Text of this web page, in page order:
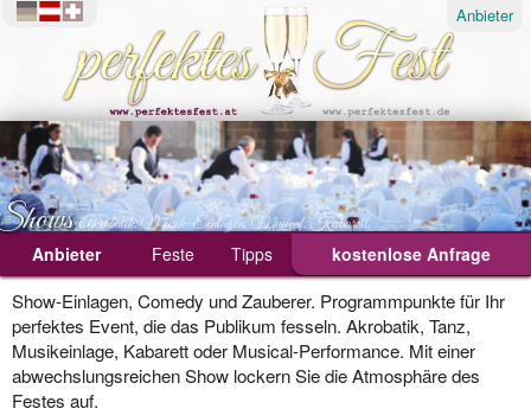
Anbieter
Anbieter Show
Feste
Ablauf
Geburtstagsfeier
Hochzeit
Tipps kostenlose Anfrage
Akrobatik, Musik-Einlagen, Musical, Kabarett, ...
Show-Einlagen, Comedy und Zauberer. Programmpunkte für Ihr
perfektes Event, die das Publikum fesseln. Akrobatik, Tanz,
Musikeinlage, Kabarett oder Musical-Performance. Mit einer
abwechslungsreichen Show lockern Sie die Atmosphäre des
Festes auf.